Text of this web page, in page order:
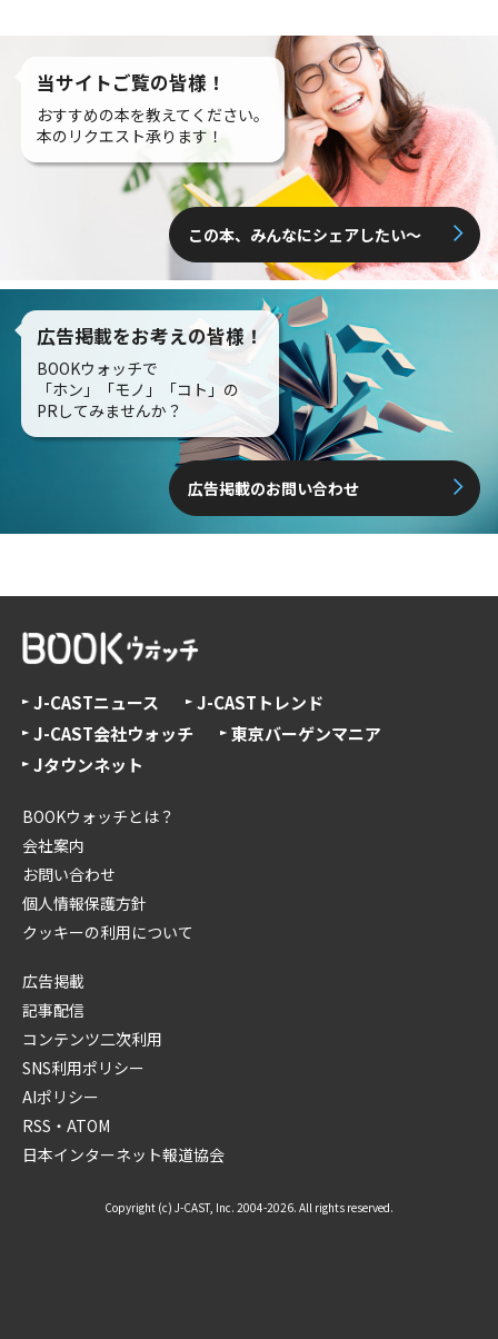
当サイトご覧の皆様！
おすすめの本を教えてください。
本のリクエスト承ります！
この本、みんなにシェアしたい〜
広告掲載をお考えの皆様！
BOOKウォッチで
「ホン」「モノ」「コト」の
PRしてみませんか？
広告掲載のお問い合わせ
J-CASTニュース
J-CASTトレンド
J-CAST会社ウォッチ
東京バーゲンマニア
Jタウンネット
BOOKウォッチとは？
会社案内
お問い合わせ
個人情報保護方針
クッキーの利用について
広告掲載
記事配信
コンテンツ二次利用
SNS利用ポリシー
AIポリシー
RSS・ATOM
日本インターネット報道協会
Copyright (c) J-CAST, Inc. 2004-2026. All rights reserved.